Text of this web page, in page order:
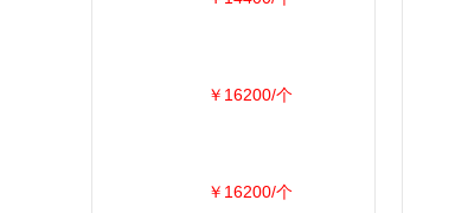
￥16200/个
￥16200/个